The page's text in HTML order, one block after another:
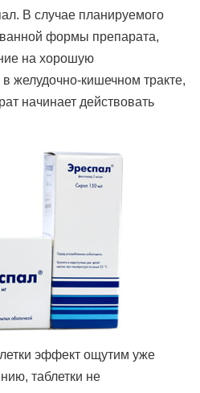
В случае планируемого
формы препарата,
на хорошую
желудочно-кишечном тракте,
начинает действовать
эффект ощутим уже
таблетки не